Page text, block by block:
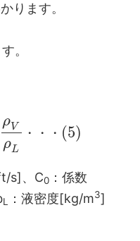
ります。
。
ρV
ρL
・ ・ ・ (5)
s]、C0 ：係数
L ：液密度[kg/m3]